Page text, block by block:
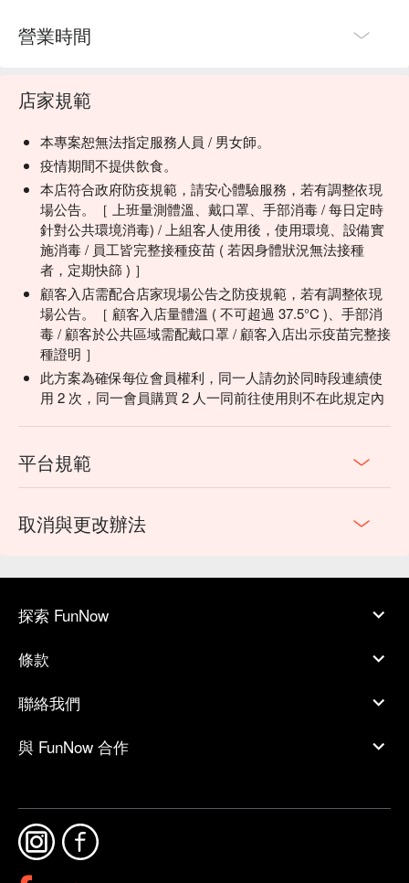
人還是雙人包廂，您都可以在隱私、安全的環境中盡情享受。
２ 腳底 + 身體方案｜上班族首選
進入昇之道養生會館，您可以享受專業的全身按摩服務，由經
驗豐富的按摩師以適當的手法與指壓，緩解肌肉僵硬、紓解壓
營業時間
店家規範
本專案恕無法指定服務人員 / 男女師。
疫情期間不提供飲食。
本店符合政府防疫規範，請安心體驗服務，若有調整依現
場公告。［ 上班量測體溫、戴口罩、手部消毒 / 每日定時
針對公共環境消毒) / 上組客人使用後，使用環境、設備實
施消毒 / 員工皆完整接種疫苗 ( 若因身體狀況無法接種
者，定期快篩 ) ］
顧客入店需配合店家現場公告之防疫規範，若有調整依現
場公告。［ 顧客入店量體溫 ( 不可超過 37.5°C )、手部消
毒 / 顧客於公共區域需配戴口罩 / 顧客入店出示疫苗完整接
種證明 ］
此方案為確保每位會員權利，同一人請勿於同時段連續使
用 2 次，同一會員購買 2 人一同前往使用則不在此規定內
平台規範
取消與更改辦法
探索 FunNow
條款
聯絡我們
與 FunNow 合作